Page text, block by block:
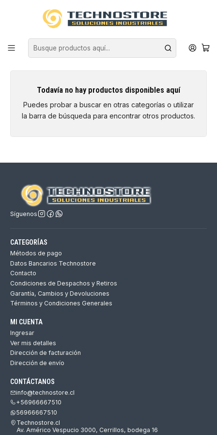
EQUIPAMIENTO INDUSTRIAL
ELÉCTRICAS
Todavía no hay productos disponibles aquí
Puedes probar a buscar en otras categorías o utilizar
la barra de búsqueda para encontrar otros productos.
Síguenos
CATEGORÍAS
Métodos de pago
Datos Bancarios Technostore
Contacto
Condiciones de Despachos y Retiros
Garantía, Cambios y Devoluciones
Términos y Condiciones Generales
MI CUENTA
Ingresar
Ver mis detalles
Dirección de facturación
Dirección de envío
CONTÁCTANOS
info@technostore.cl
+56966667510
56966667510
Technostore.cl
Av. Américo Vespucio 3000, Cerrillos, bodega 16